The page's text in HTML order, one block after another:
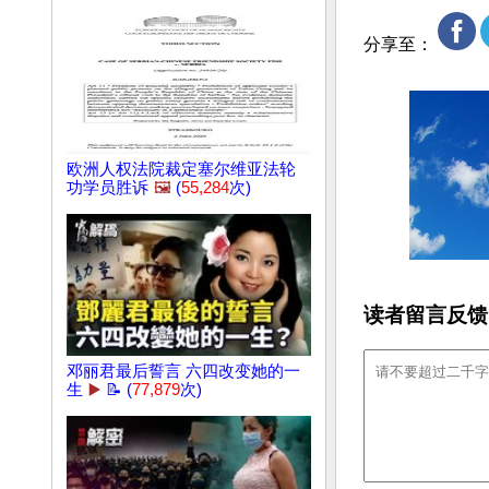
欧洲人权法院裁定塞尔维亚法轮
功学员胜诉 🖼️ (55,284次)
邓丽君最后誓言 六四改变她的一
生 ▶️ 📝 (77,879次)
分享至：
读者留言反